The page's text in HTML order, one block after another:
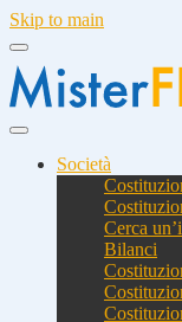
Skip to main
Società
Cerca
Bilanci